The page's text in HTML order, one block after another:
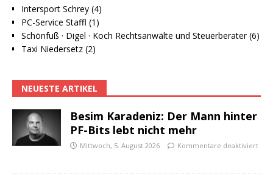
Intersport Schrey (4)
PC-Service Staffl (1)
Schönfuß · Digel · Koch Rechtsanwälte und Steuerberater (6)
Taxi Niedersetz (2)
NEUESTE ARTIKEL
Besim Karadeniz: Der Mann hinter
PF-Bits lebt nicht mehr
Mittwoch, 5. August 2026 Kommentare deaktiviert